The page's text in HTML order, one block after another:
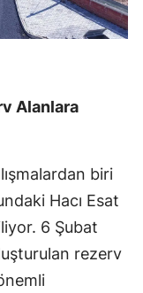
Alanlara
biri
Hacı Esat
6 Şubat
rezerv